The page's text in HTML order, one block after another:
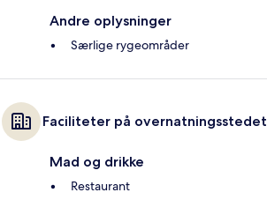
Andre oplysninger
Særlige rygeområder
Faciliteter på overnatningsstedet
Mad og drikke
Restaurant